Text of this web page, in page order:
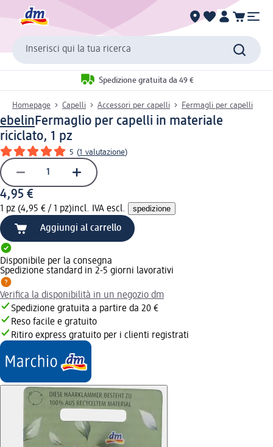
Inserisci qui la tua ricerca
Spedizione gratuita da 49 €
Homepage Capelli Accessori per capelli Fermagli per capelli
ebelinFermaglio per capelli in materiale
riciclato, 1 pz
5 (1 valutazione)
4,95 €
1 pz (4,95 € / 1 pz)incl. IVA escl. spedizione
Aggiungi al carrello
Disponibile per la consegna
Spedizione standard in 2-5 giorni lavorativi
Verifica la disponibilità in un negozio dm
Spedizione gratuita a partire da 20 €
Reso facile e gratuito
Ritiro express gratuito per i clienti registrati